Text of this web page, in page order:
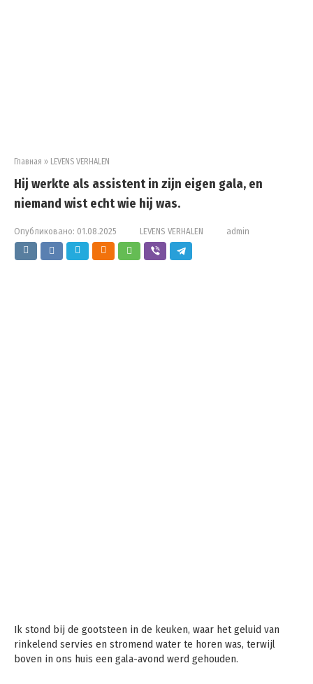
Главная » LEVENS VERHALEN
Hij werkte als assistent in zijn eigen gala, en
niemand wist echt wie hij was.
Опубликовано: 01.08.2025 LEVENS VERHALEN admin
Ik stond bij de gootsteen in de keuken, waar het geluid van
rinkelend servies en stromend water te horen was, terwijl
boven in ons huis een gala-avond werd gehouden.